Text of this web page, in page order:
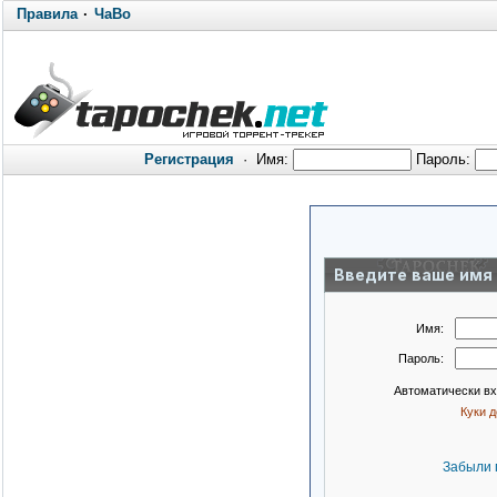
Правила· ЧаВо
Регистрация · Имя: Пароль:
Введите ваше имя
Имя:
Пароль:
Автоматически
Куки
Забыли